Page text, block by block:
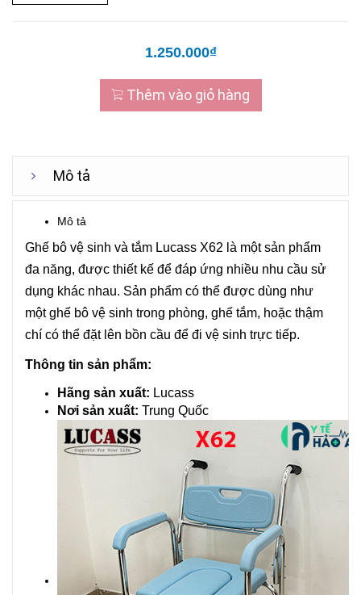
1.250.000₫
Thêm vào giỏ hàng
Mô tả
Mô tả
Ghế bô vệ sinh và tắm Lucass X62 là một sản phẩm
đa năng, được thiết kế để đáp ứng nhiều nhu cầu sử
dụng khác nhau. Sản phẩm có thể được dùng như
một ghế bô vệ sinh trong phòng, ghế tắm, hoặc thậm
chí có thể đặt lên bồn cầu để đi vệ sinh trực tiếp.
Thông tin sản phẩm:
Hãng sản xuất: Lucass
Nơi sản xuất: Trung Quốc